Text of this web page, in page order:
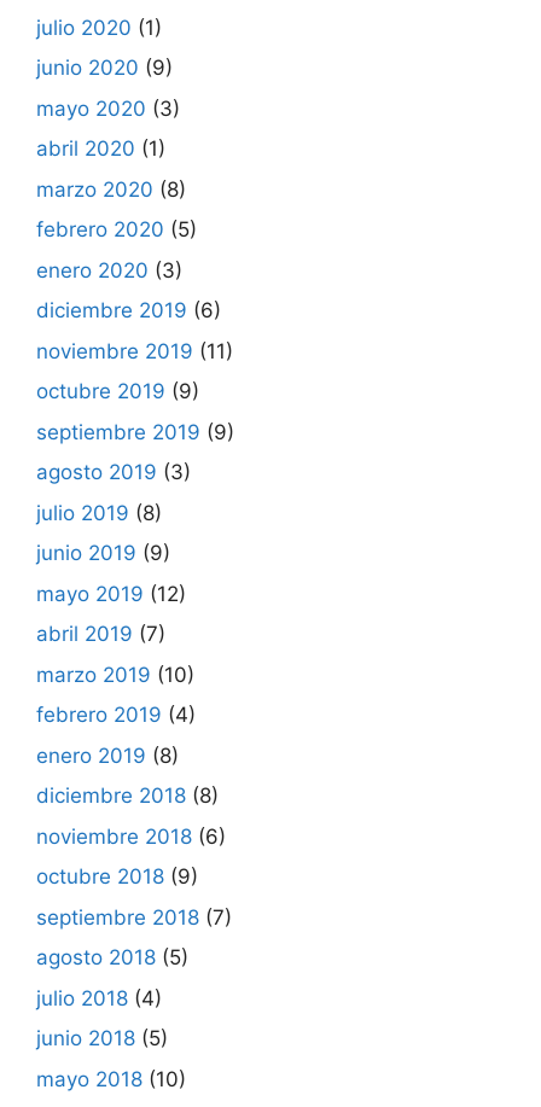
julio 2020 (1)
junio 2020 (9)
mayo 2020 (3)
abril 2020 (1)
marzo 2020 (8)
febrero 2020 (5)
enero 2020 (3)
diciembre 2019 (6)
noviembre 2019 (11)
octubre 2019 (9)
septiembre 2019 (9)
agosto 2019 (3)
julio 2019 (8)
junio 2019 (9)
mayo 2019 (12)
abril 2019 (7)
marzo 2019 (10)
febrero 2019 (4)
enero 2019 (8)
diciembre 2018 (8)
noviembre 2018 (6)
octubre 2018 (9)
septiembre 2018 (7)
agosto 2018 (5)
julio 2018 (4)
junio 2018 (5)
mayo 2018 (10)